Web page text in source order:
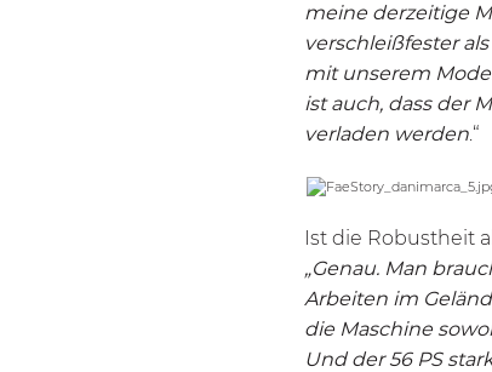
meine derzeitige
verschleißfester
mit unserem
ist auch, dass der
verladen werden.“
Ist die Robustheit
„Genau. Man
Arbeiten im
die Maschine
Und der 56 PS